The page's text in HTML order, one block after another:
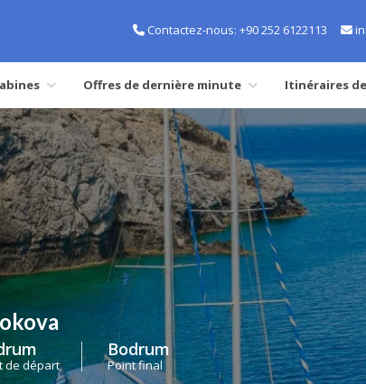
Contactez-nous: +90 252 6122113
Offres de dernière minute Itinéraires
de départ
Bodrum
Point final